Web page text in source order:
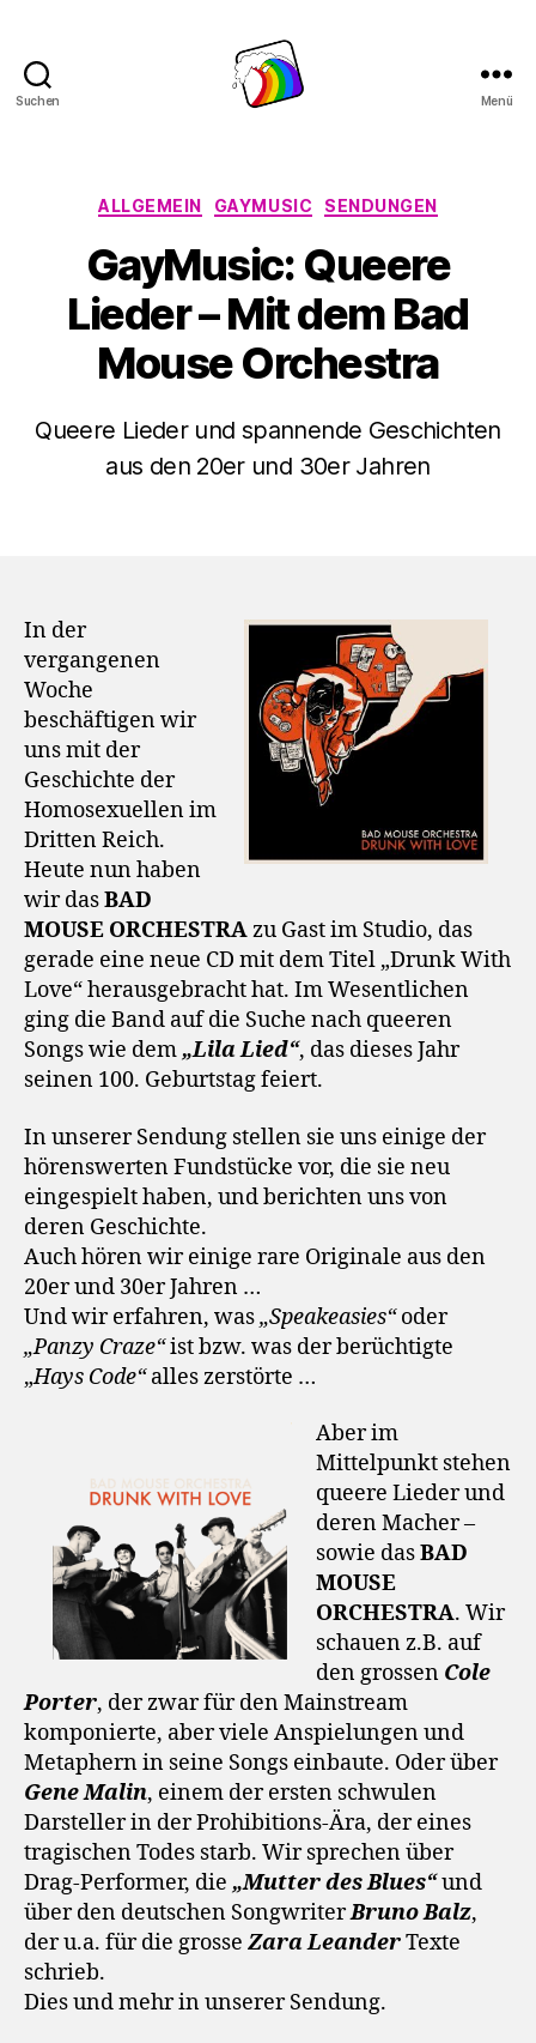
Suchen Menü
Kategorien
ALLGEMEIN GAYMUSIC SENDUNGEN
GayMusic: Queere
Lieder – Mit dem Bad
Mouse Orchestra
Queere Lieder und spannende Geschichten
aus den 20er und 30er Jahren
In der
vergangenen
Woche
beschäftigen wir
uns mit der
Geschichte der
Homosexuellen im
Dritten Reich.
Heute nun haben
wir dasBAD
MOUSE ORCHESTRAzu Gast im Studio, das
gerade eine neue CD mit dem Titel „Drunk With
Love“ herausgebracht hat. Im Wesentlichen
ging die Band auf die Suche nach queeren
Songs wie dem „Lila Lied“, das dieses Jahr
seinen 100. Geburtstag feiert.
In unserer Sendung stellen sie uns einige der
hörenswerten Fundstücke vor, die sie neu
eingespielt haben, und berichten uns von
deren Geschichte.
Auch hören wir einige rare Originale aus den
20er und 30er Jahren …
Und wir erfahren, was„Speakeasies“oder
„Panzy Craze“ist bzw. was der berüchtigte
„Hays Code“alles zerstörte …
Aber im
Mittelpunkt stehen
queere Lieder und
deren Macher –
sowie dasBAD
MOUSE
ORCHESTRA. Wir
schauen z.B. auf
den grossen Cole
Porter, der zwar für den Mainstream
komponierte, aber viele Anspielungen und
Metaphern in seine Songs einbaute. Oder über
Gene Malin, einem der ersten schwulen
Darsteller in der Prohibitions-Ära, der eines
tragischen Todes starb. Wir sprechen über
Drag-Performer, die „Mutter des Blues“und
über den deutschen SongwriterBruno Balz,
der u.a. für die grosse Zara LeanderTexte
schrieb.
Dies und mehr in unserer Sendung.